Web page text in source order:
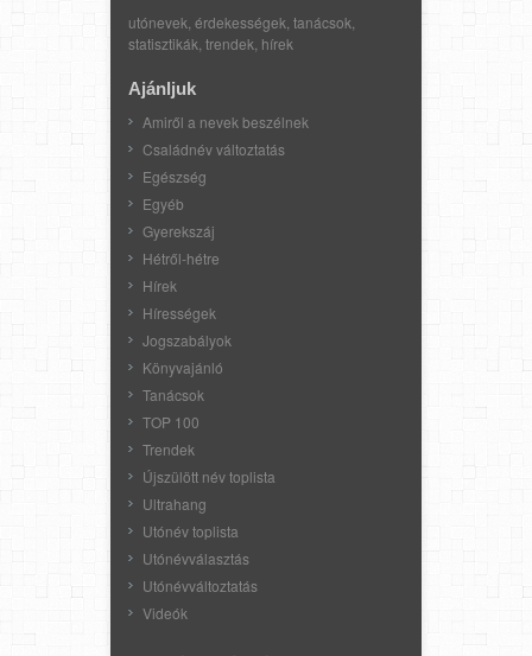
utónevek, érdekességek, tanácsok,
statisztikák, trendek, hírek
Ajánljuk
Amiről a nevek beszélnek
Családnév változtatás
Egészség
Egyéb
Gyerekszáj
Hétről-hétre
Hírek
Hírességek
Jogszabályok
Könyvajánló
Tanácsok
TOP 100
Trendek
Újszülött név toplista
Ultrahang
Utónév toplista
Utónévválasztás
Utónévváltoztatás
Videók